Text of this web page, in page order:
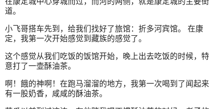
道。
小飞哥搭车先到，给我们找好了旅馆：折多河宾馆。 在康
定，我第一次开始感觉到藏族的感觉了。
这个感觉从我们吃饭的饭馆开始，晚上出去吃饭的时候，特
意打了一壶酥油茶。
啊！餓的神啊！在跑马溜溜的地方，我第一次喝到了闻起来
有一股奶香，咸咸的酥油茶。